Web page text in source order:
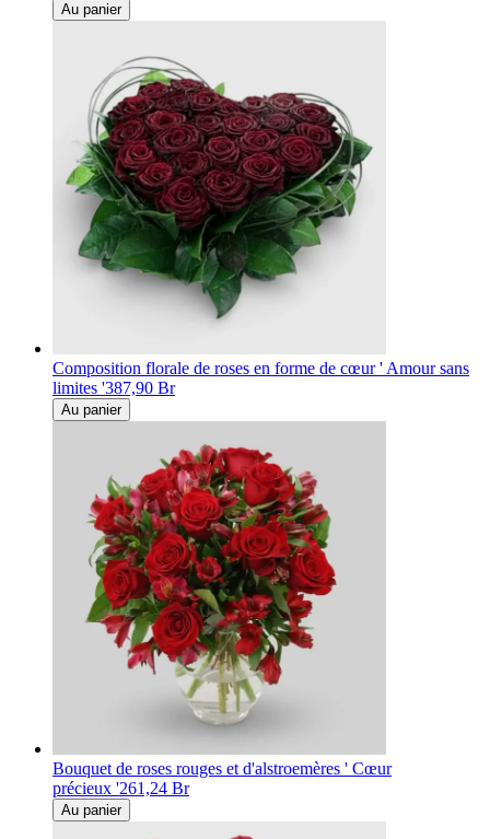
Au panier
Composition florale de roses en forme de cœur ' Amour sans
limites '387,90 Br
Au panier
Bouquet de roses rouges et d'alstroemères ' Cœur
précieux '261,24 Br
Au panier